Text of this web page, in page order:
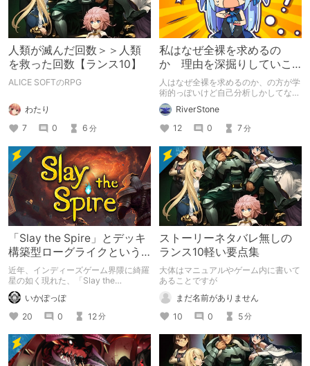
人類が滅んだ回数＞＞人類
を救った回数【ランス10】
ALICE SOFTのRPG
わたり
7
0 6 分
私はなぜ全裸を求めるの
か 理由を深掘りしていこ
う
人はなぜ全裸を求めるのか、の方が学
術的っぽいけど自己分析しかしてない
のでやめました。タイトル以上の説明
はない。RiverStone
12
0 7分
「Slay the Spire」とデッキ
構築型ローグライクという
ジャンル
近年、インディーズゲーム界隈に綺羅
星の如く現れた、「Slay the
Spire」。デッキ構築（ビルド）型ロ
ーグライクという新ジャンルについ
て、語っていこうかと思います。もし
かしたら、同人ゲームでも派生が増え
ていくシステムかもしれません。
いかぽっぽ
20
0 12分
ストーリーネタバレ無しの
ランス10軽い要点集
大体はマニュアルやゲーム内に書いて
あることですが
まだ名前がありません
10
0 5分